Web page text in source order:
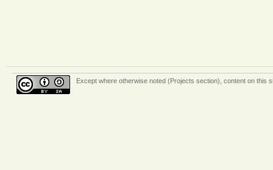
Except where otherwise noted (Projects section) , content on this